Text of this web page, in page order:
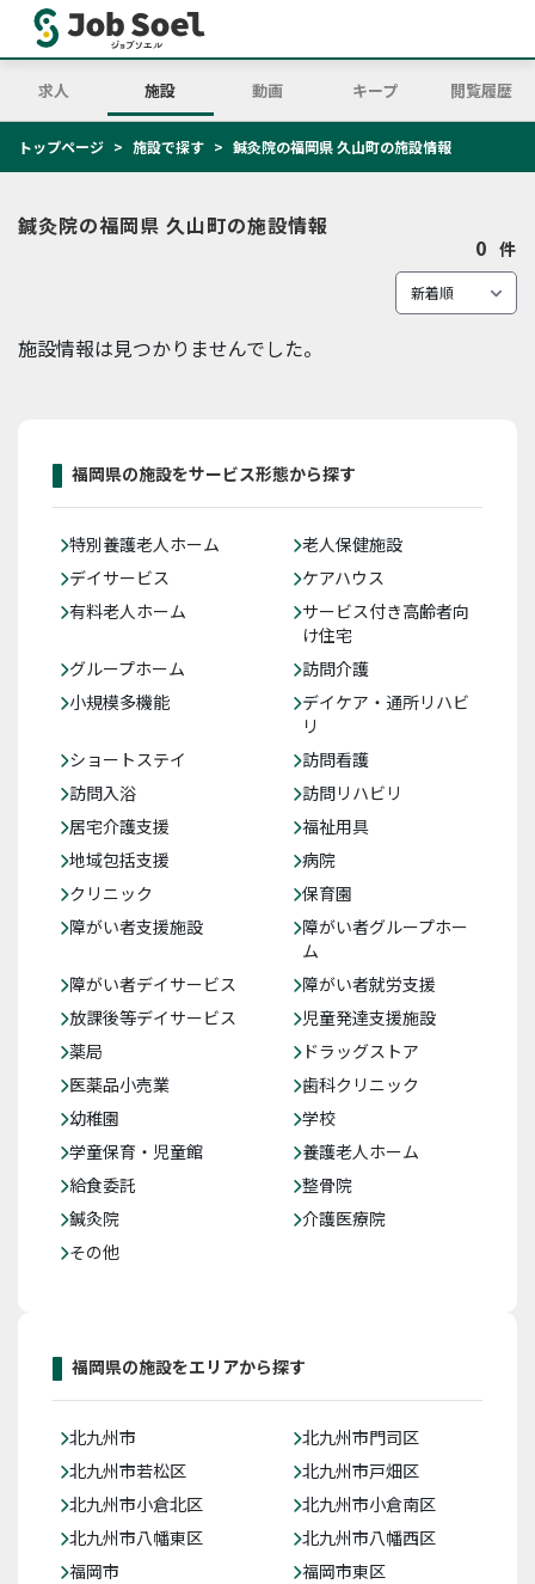
求人 施設 動画 キープ 閲覧履歴
トップページ 施設で探す 鍼灸院の福岡県 久山町の施設情報
鍼灸院の福岡県 久山町の施設情報
0 件
施設情報は見つかりませんでした。
福岡県の施設をサービス形態から探す
特別養護老人ホーム
老人保健施設
デイサービス
ケアハウス
有料老人ホーム
サービス付き高齢者向
け住宅
グループホーム
訪問介護
小規模多機能
デイケア・通所リハビ
リ
ショートステイ
訪問看護
訪問入浴
訪問リハビリ
居宅介護支援
福祉用具
地域包括支援
病院
クリニック
保育園
障がい者支援施設
障がい者グループホー
ム
障がい者デイサービス
障がい者就労支援
放課後等デイサービス
児童発達支援施設
薬局
ドラッグストア
医薬品小売業
歯科クリニック
幼稚園
学校
学童保育・児童館
養護老人ホーム
給食委託
整骨院
鍼灸院
介護医療院
その他
福岡県の施設をエリアから探す
北九州市
北九州市門司区
北九州市若松区
北九州市戸畑区
北九州市小倉北区
北九州市小倉南区
北九州市八幡東区
北九州市八幡西区
福岡市
福岡市東区